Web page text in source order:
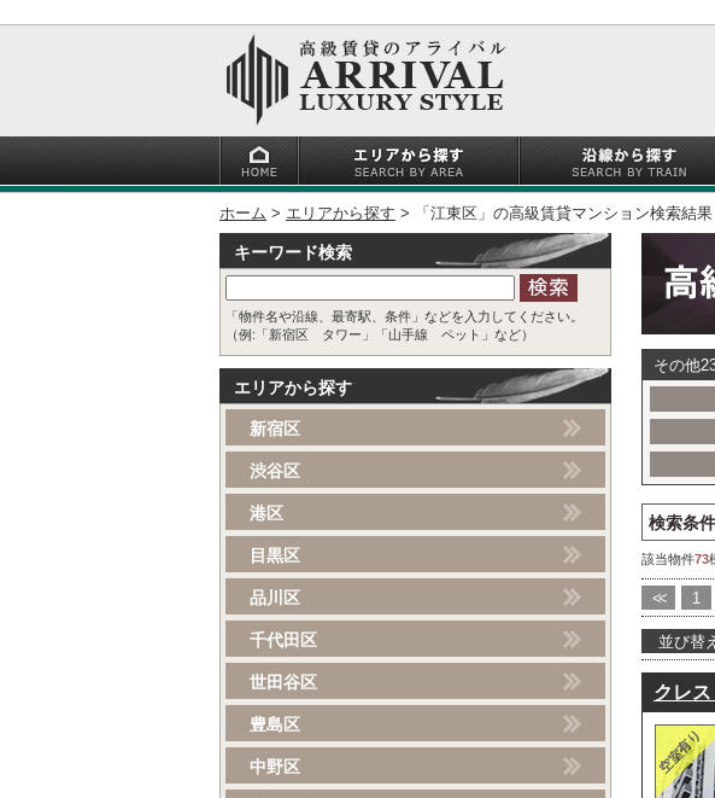
ホーム エリアから探す 「江東区」の高級賃貸マンション検索結果
その他
検索条
該当物件73
<< 1
並び替え
クレ
キーワード検索
「物件名や沿線、最寄駅、条件」などを入力してください。
（例:「新宿区 タワー」「山手線 ペット」など）
エリアから探す
新宿区
渋谷区
港区
目黒区
品川区
千代田区
世田谷区
豊島区
中野区